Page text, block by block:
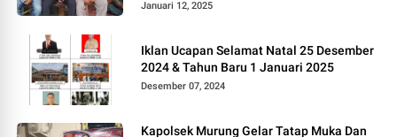
Januari 12, 2025
Iklan Ucapan Selamat Natal 25 Desember
2024 & Tahun Baru 1 Januari 2025
Desember 07, 2024
Kapolsek Murung Gelar Tatap Muka Dan